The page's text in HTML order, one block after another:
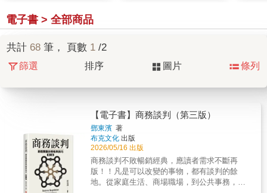
電子書 > 全部商品
共計 68 筆， 頁數 1 /2
篩選 排序 圖片 條列
【電子書】商務談判（第三版）
鄧東濱 著
布克文化 出版
2026/05/16 出版
商務談判不敗暢銷經典，應讀者需求不斷再
版！！凡是可以改變的事物，都有談判的餘
地。從家庭生活、商場職場，到公共事務，只